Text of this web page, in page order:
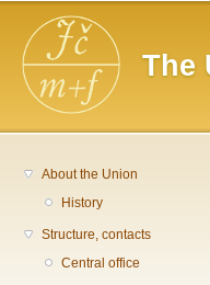
The
Main menu
About the Union
History
Structure, contacts
Central office